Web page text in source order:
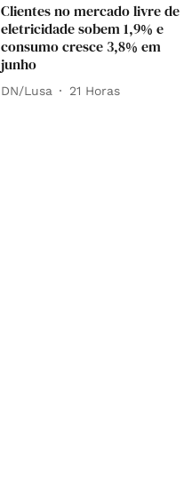
Clientes no mercado livre de
eletricidade sobem 1,9% e
consumo cresce 3,8% em
junho
DN/Lusa 21 Horas